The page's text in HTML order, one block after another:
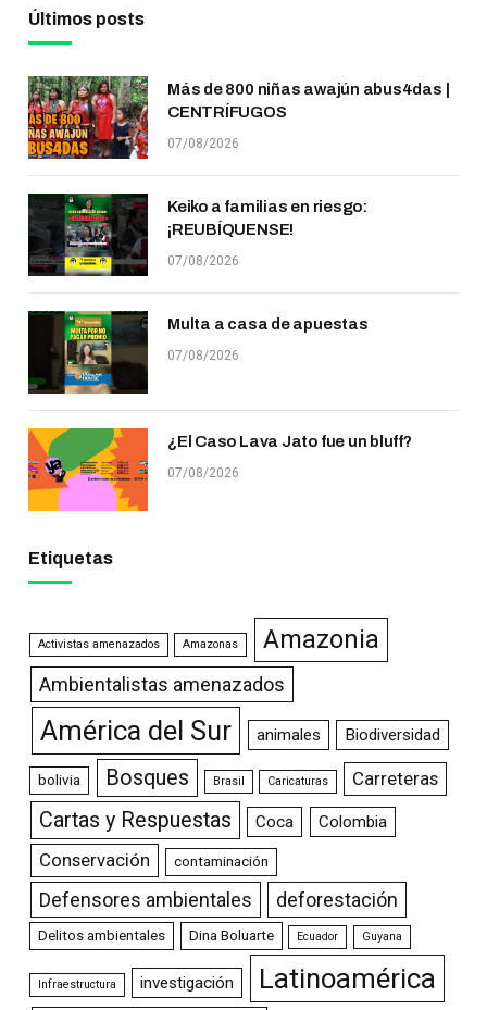
Últimos posts
Más de 800 niñas awajún abus4das |
CENTRÍFUGOS
07/08/2026
Keiko a familias en riesgo:
¡REUBÍQUENSE!
07/08/2026
Multa a casa de apuestas
07/08/2026
¿El Caso Lava Jato fue un bluff?
07/08/2026
Etiquetas
Activistas amenazados Amazonas Amazonia
Ambientalistas amenazados
América del Sur animales Biodiversidad
bolivia Bosques Brasil Caricaturas Carreteras
Cartas y Respuestas Coca Colombia
Conservación contaminación
Defensores ambientales deforestación
Delitos ambientales Dina Boluarte Ecuador Guyana
Infraestructura investigación Latinoamérica